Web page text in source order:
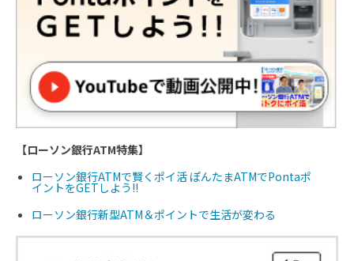
【ローソン銀行ATM特集】
ローソン銀行ATMで賢くポイ活 ぽんたまATMでPontaポ
イントをGETしよう!!
ローソン銀行新型ATM＆ポイントで生活が変わる